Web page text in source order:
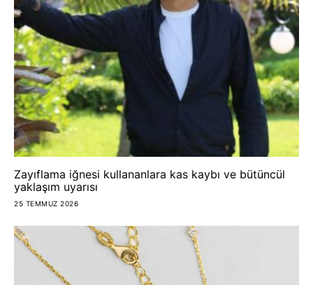
Zayıflama iğnesi kullananlara kas kaybı ve bütüncül
yaklaşım uyarısı
25 TEMMUZ 2026